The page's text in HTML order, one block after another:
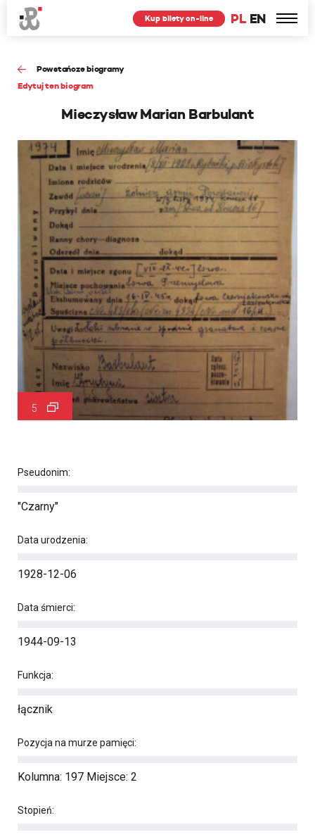
PL EN
Kup bilety on-line
Powstańcze biogramy
Edytuj ten biogram
Mieczysław Marian Barbulant
5
Pseudonim:
"Czarny"
Data urodzenia:
1928-12-06
Data śmierci:
1944-09-13
Funkcja:
łącznik
Pozycja na murze pamięci:
Kolumna: 197 Miejsce: 2
Stopień: